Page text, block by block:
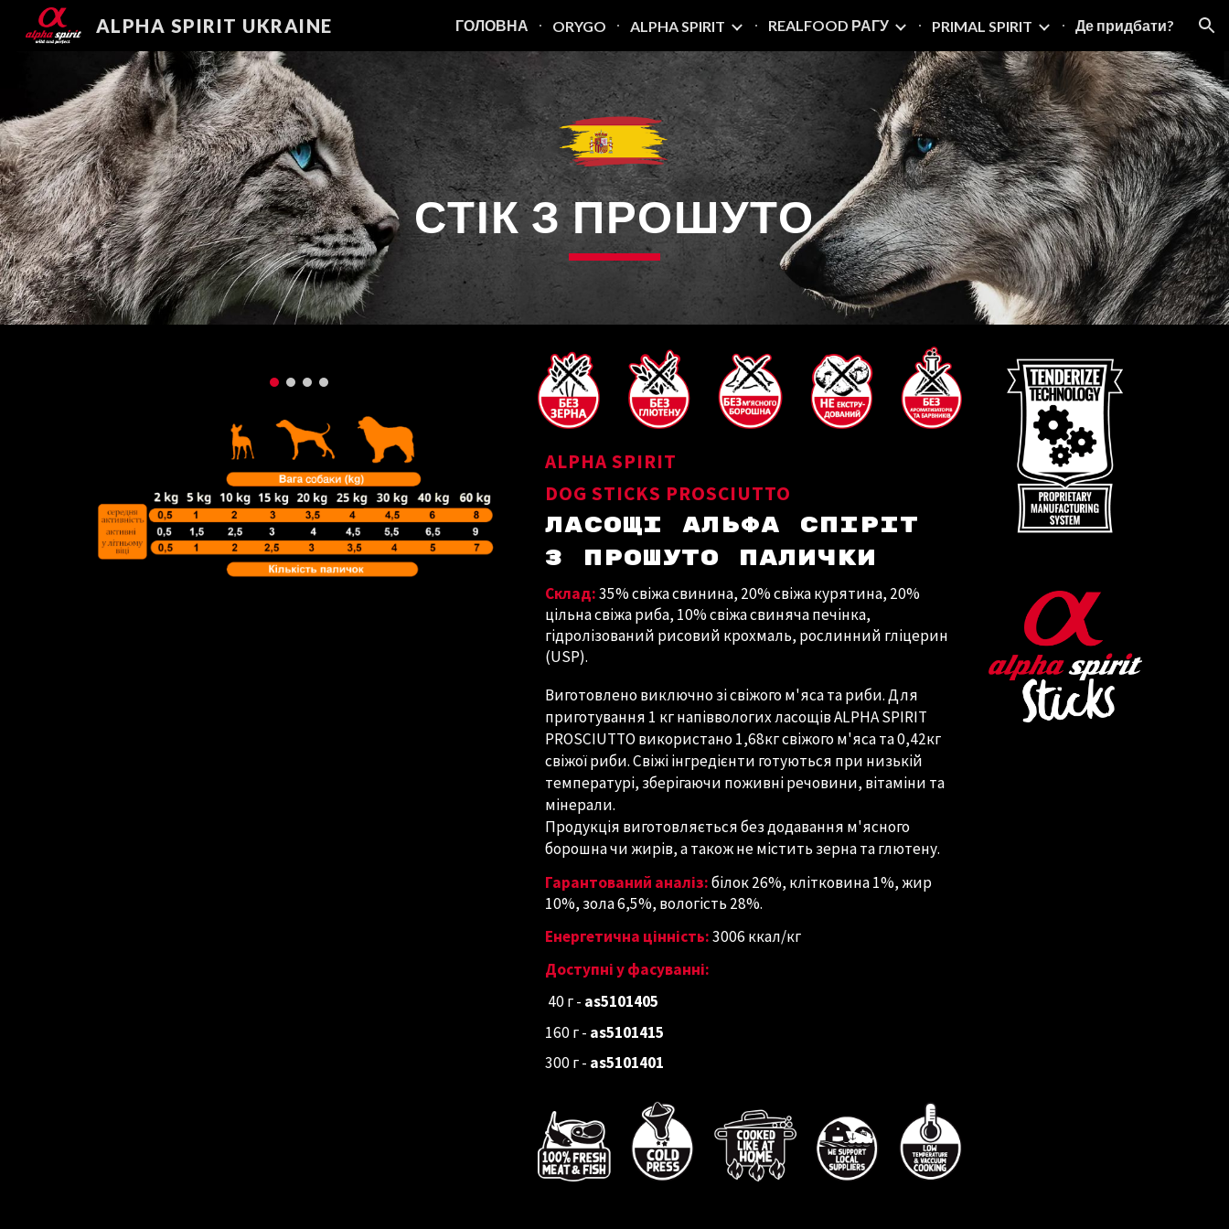
Skip to main content Skip to navigation
ALPHA SPIRIT UKRAINE ГОЛОВНА ORYGO ALPHA SPIRIT REALFOOD РАГУ PRIMAL SPIRIT Де придбати?
СТІК З ПРОШУТО
ALPHA SPIRIT
DOG STICKS PROSCIUTTO
ЛАСОЩІ АЛЬФА СПІРІТ
З ПРОШУТО ПАЛИЧКИ
Склад:35% свіжа свинина, 20% свіжа курятина, 20%
цільна свіжа риба, 10% свіжа свиняча печінка,
гідролізований рисовий крохмаль, рослинний гліцерин
(USP).
Виготовлено виключно зі свіжого м'яса та риби. Для
приготування 1 кг напіввологих ласощів ALPHA SPIRIT
PROSCIUTTO використано 1,68кг свіжого м'яса та 0,42кг
свіжої риби. Свіжі інгредієнти готуються при низькій
температурі, зберігаючи поживні речовини, вітаміни та
мінерали.
Продукція виготовляється без додавання м'ясного
борошна чи жирів, а також не містить зерна та глютену.
Гарантований аналіз:білок 26%, клітковина 1%, жир
10%, зола 6,5%, вологість 28%.
Енергетична цінність:3006 ккал/кг
Доступні у фасуванні:
40 г- as5101405
160 г - as5101415
300 г - as5101401